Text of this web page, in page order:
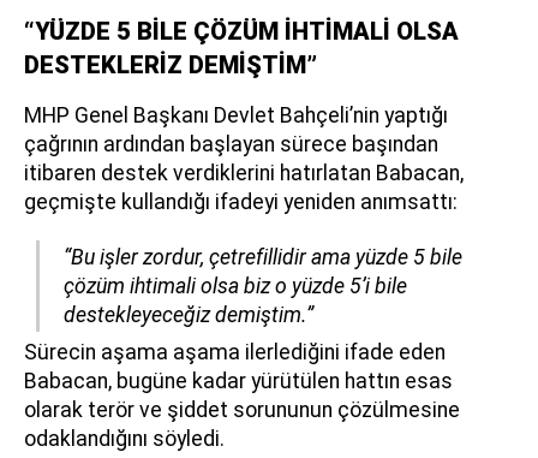
“YÜZDE 5 BİLE ÇÖZÜM İHTİMALİ OLSA
DESTEKLERİZ DEMİŞTİM”
MHP Genel Başkanı Devlet Bahçeli’nin yaptığı
çağrının ardından başlayan sürece başından
itibaren destek verdiklerini hatırlatan Babacan,
geçmişte kullandığı ifadeyi yeniden anımsattı:
“Bu işler zordur, çetrefillidir ama yüzde 5 bile
çözüm ihtimali olsa biz o yüzde 5’i bile
destekleyeceğiz demiştim.”
Sürecin aşama aşama ilerlediğini ifade eden
Babacan, bugüne kadar yürütülen hattın esas
olarak terör ve şiddet sorununun çözülmesine
odaklandığını söyledi.